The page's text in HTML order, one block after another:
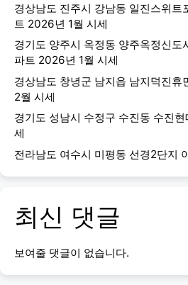
경상남도 진주시 강남동 일진스위
트 2026년 1월 시세
경기도 양주시 옥정동 양주옥정신도
파트 2026년 1월 시세
경상남도 창녕군 남지읍 남지덕진
2월 시세
경기도 성남시 수정구 수진동 수진
세
전라남도 여수시 미평동 선경2단지
최신 댓글
보여줄 댓글이 없습니다.